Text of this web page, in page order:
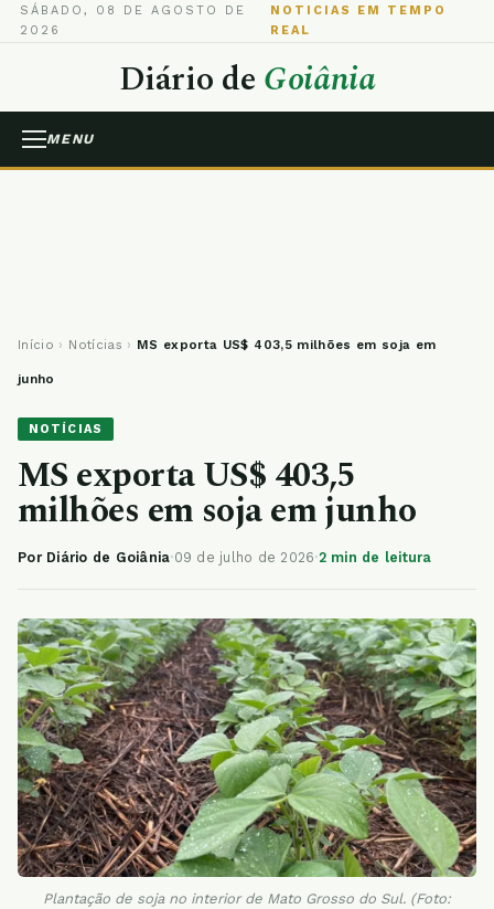
SÁBADO, 08 DE AGOSTO DE
2026
NOTICIAS EM TEMPO
REAL
Diário deGoiânia
MENU
Início › Notícias › MS exporta US$ 403,5 milhões em soja em
junho
NOTÍCIAS
MS exporta US$ 403,5
milhões em soja em junho
Por Diário de Goiânia·09 de julho de 2026·2 min de leitura
Plantação de soja no interior de Mato Grosso do Sul. (Foto: